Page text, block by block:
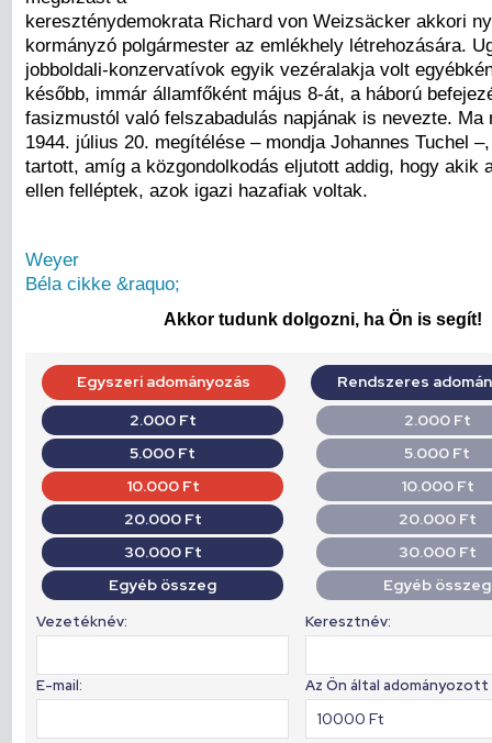
kereszténydemokrata Richard von Weizsäcker akkori
kormányzó polgármester az emlékhely létrehozására.
jobboldali-konzervatívok egyik vezéralakja volt
később, immár államfőként május 8-át, a háború
fasizmustól való felszabadulás napjának is nevezte. Ma
1944. július 20. megítélése – mondja Johannes Tuchel
tartott, amíg a közgondolkodás eljutott addig, hogy akik
ellen felléptek, azok igazi hazafiak voltak.
Weyer
Béla cikke &raquo;
Akkor tudunk dolgozni, ha Ön is segít!